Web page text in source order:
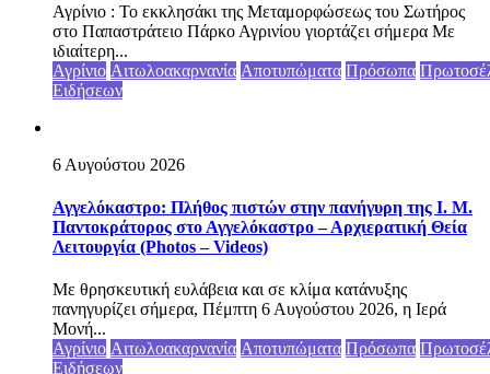
Αγρίνιο : Το εκκλησάκι της Μεταμορφώσεως του Σωτήρος
στο Παπαστράτειο Πάρκο Αγρινίου γιορτάζει σήμερα Με
ιδιαίτερη...
Αγρίνιο Αιτωλοακαρνανία Αποτυπώματα Πρόσωπα
Ειδήσεων
6 Αυγούστου 2026
Αγγελόκαστρο: Πλήθος πιστών στην πανήγυρη της Ι. Μ.
Παντοκράτορος στο Αγγελόκαστρο – Αρχιερατική Θεία
Λειτουργία (Photos – Videos)
Με θρησκευτική ευλάβεια και σε κλίμα κατάνυξης
πανηγυρίζει σήμερα, Πέμπτη 6 Αυγούστου 2026, η Ιερά
Μονή...
Αγρίνιο Αιτωλοακαρνανία Αποτυπώματα Πρόσωπα
Ειδήσεων